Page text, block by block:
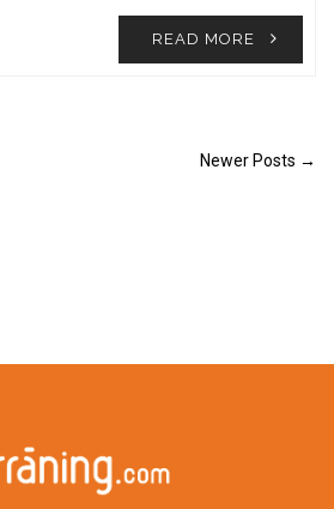
READ MORE
Newer Posts →